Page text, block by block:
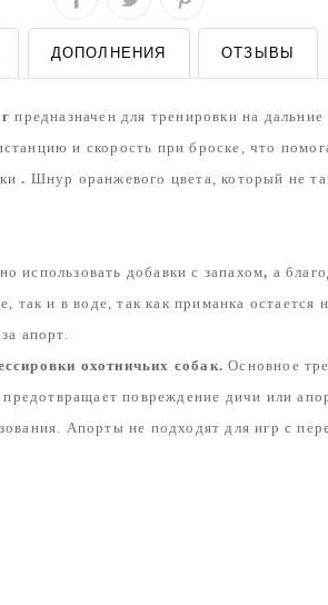
ДОПОЛНЕНИЯ ОТЗЫВЫ
г предназначен для тренировки на
и скорость при броске, что
. Шнур оранжевого цвета, который не
использовать добавки с запахом, а
так и в воде, так как приманка остается
апорт.
охотничьих собак. Основное
предотвращает повреждение дичи или
Апорты не подходят для игр с